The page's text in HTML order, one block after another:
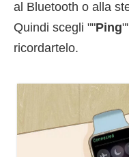
al Bluetooth o alla
Quindi scegli ""Ping
ricordartelo.